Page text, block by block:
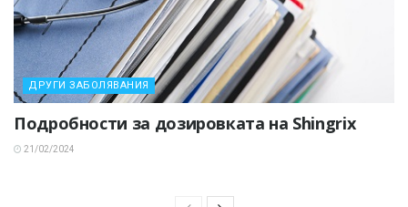
ДРУГИ ЗАБОЛЯВАНИЯ
Подробности за дозировката на Shingrix
21/02/2024